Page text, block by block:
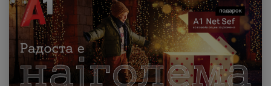
МК EN SQ
Приватни Деловни